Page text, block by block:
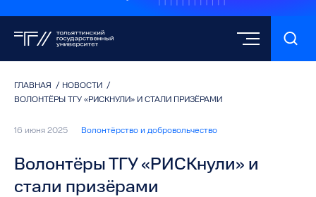
ГЛАВНАЯ / НОВОСТИ /
ВОЛОНТЁРЫ ТГУ «РИСКНУЛИ» И СТАЛИ ПРИЗЁРАМИ
16 июня 2025 Волонтёрство и добровольчество
Волонтёры ТГУ «РИСКнули» и
стали призёрами